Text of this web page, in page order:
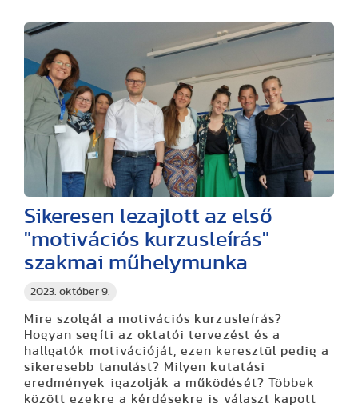
2023. október 9.
Sikeresen lezajlott az első
"motivációs kurzusleírás"
szakmai műhelymunka
Mire szolgál a motivációs kurzusleírás?
Hogyan segíti az oktatói tervezést és a
hallgatók motivációját, ezen keresztül pedig a
sikeresebb tanulást? Milyen kutatási
eredmények igazolják a működését? Többek
között ezekre a kérdésekre is választ kapott